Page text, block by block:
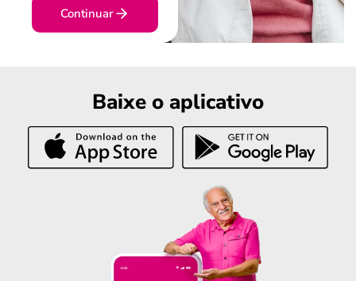
Continuar
Baixe o aplicativo